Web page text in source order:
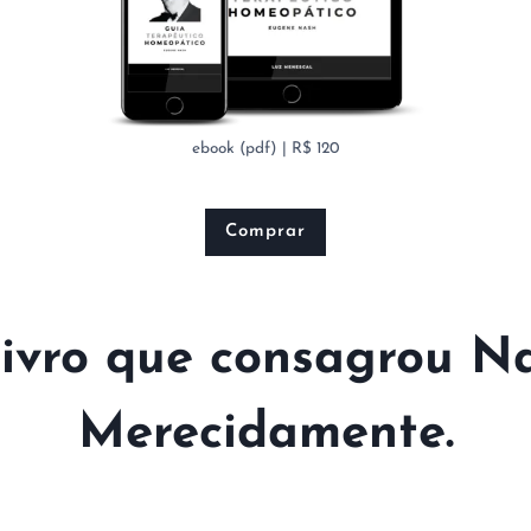
ebook (pdf) | R$ 120
Comprar
que consagrou
Merecidamente.